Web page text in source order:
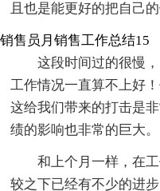
且也是能更好的把自己
销售员月销售工作总结15
这段时间过的很慢
工作情况一直算不上好
这给我们带来的打击是
绩的影响也非常的巨大。
和上个月一样，在
较之下已经有不少的进